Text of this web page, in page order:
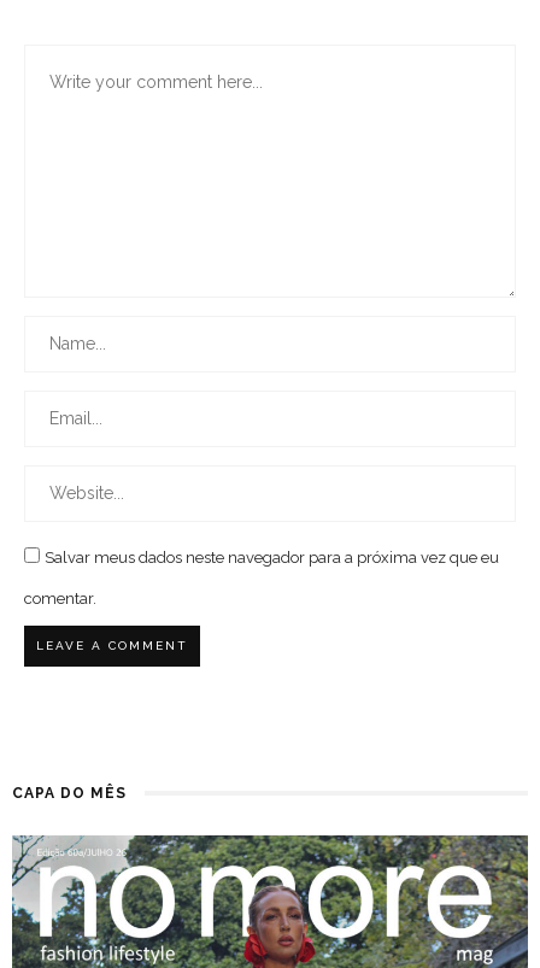
Salvar meus dados neste navegador para a próxima vez que eu
comentar.
CAPA DO MÊS